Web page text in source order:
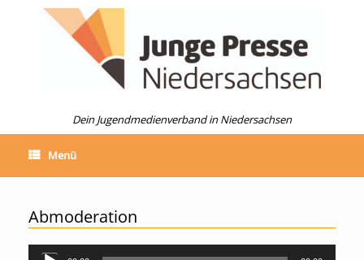
Dein Jugendmedienverband in Niedersachsen
Menü
Abmoderation